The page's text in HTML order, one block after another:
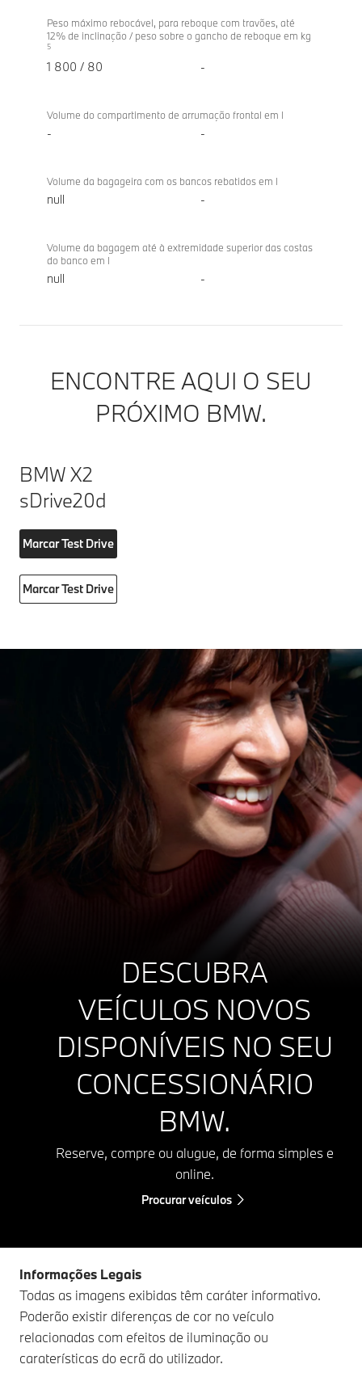
Peso máximo rebocável, para reboque com travões, até
12% de inclinação / peso sobre o gancho de reboque em kg
5
1 800 / 80 -
Volume do compartimento de arrumação frontal em l
- -
Volume da bagageira com os bancos rebatidos em l
null -
Volume da bagagem até à extremidade superior das costas
do banco em l
null -
ENCONTRE AQUI O SEU
PRÓXIMO BMW.
BMW X2
sDrive20d
Marcar Test Drive
Marcar Test Drive
DESCUBRA
VEÍCULOS NOVOS
DISPONÍVEIS NO SEU
CONCESSIONÁRIO
BMW.
Reserve, compre ou alugue, de forma simples e
online.
Procurar veículos
Informações Legais
Todas as imagens exibidas têm caráter informativo.
Poderão existir diferenças de cor no veículo
relacionadas com efeitos de iluminação ou
caraterísticas do ecrã do utilizador.